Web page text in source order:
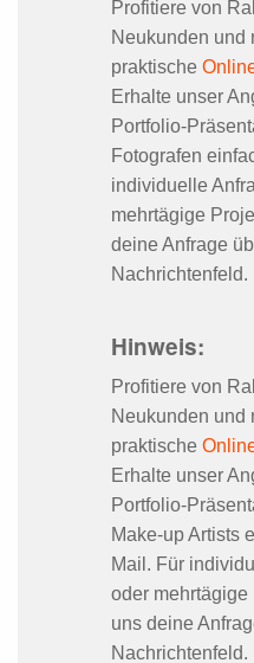
Profitiere von
Neukunden und
praktische
Erhalte unser
Portfolio-
Fotografen
individuelle
mehrtägige
deine Anfrage
Nachrichtenfeld.
Hinweis:
Profitiere von
Neukunden und
praktische
Erhalte unser
Portfolio-
Make-up Artists
Mail. Für
oder mehrtägige
uns deine
Nachrichtenfeld.